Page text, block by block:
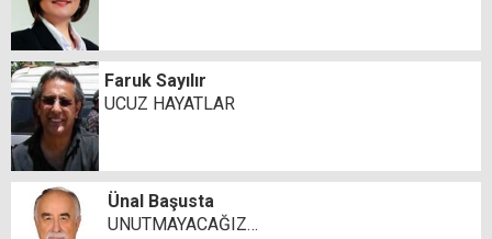
Faruk Sayılır
UCUZ HAYATLAR
Ünal Başusta
UNUTMAYACAĞIZ…